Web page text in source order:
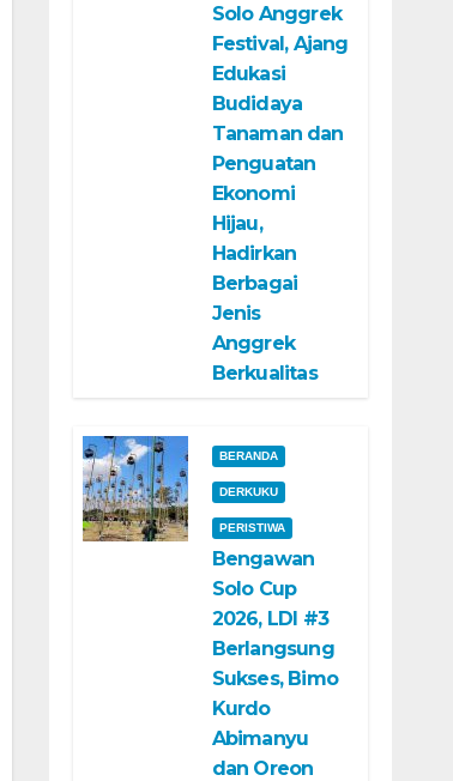
Solo Anggrek
Festival, Ajang
Edukasi
Budidaya
Tanaman dan
Penguatan
Ekonomi
Hijau,
Hadirkan
Berbagai
Jenis
Anggrek
Berkualitas
BERANDA
DERKUKU
PERISTIWA
Bengawan
Solo Cup
2026, LDI #3
Berlangsung
Sukses, Bimo
Kurdo
Abimanyu
dan Oreon